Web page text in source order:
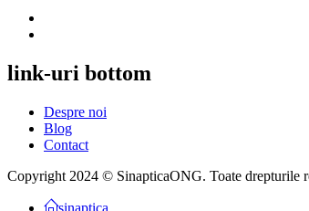
link-uri bottom
Despre noi
Blog
Contact
Copyright 2024 © SinapticaONG. Toate drepturile
sinaptica